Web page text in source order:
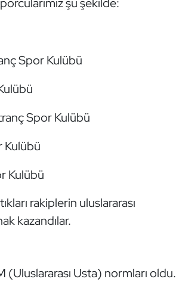
Spor Kulübü
Spor Kulübü
Kulübü
Kulübü
rakiplerin uluslararası
kazandılar.
Usta) normları oldu.